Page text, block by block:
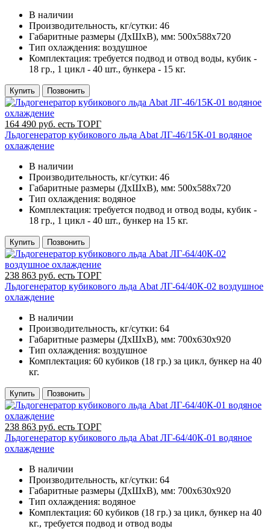
В наличии
Производительность, кг/сутки: 46
Габаритные размеры (ДхШхВ), мм: 500х588х720
Тип охлаждения: воздушное
Комплектация: требуется подвод и отвод воды, кубик -
18 гр., 1 цикл - 40 шт., бункера - 15 кг.
Купить Позвонить
164 490 руб. есть ТОРГ
Льдогенератор кубикового льда Abat ЛГ-46/15К-01 водяное
охлаждение
В наличии
Производительность, кг/сутки: 46
Габаритные размеры (ДхШхВ), мм: 500х588х720
Тип охлаждения: водяное
Комплектация: требуется подвод и отвод воды, кубик -
18 гр., 1 цикл - 40 шт., бункер на 15 кг.
Купить Позвонить
238 863 руб. есть ТОРГ
Льдогенератор кубикового льда Abat ЛГ-64/40К-02 воздушное
охлаждение
В наличии
Производительность, кг/сутки: 64
Габаритные размеры (ДхШхВ), мм: 700х630х920
Тип охлаждения: воздушное
Комплектация: 60 кубиков (18 гр.) за цикл, бункер на 40
кг.
Купить Позвонить
238 863 руб. есть ТОРГ
Льдогенератор кубикового льда Abat ЛГ-64/40К-01 водяное
охлаждение
В наличии
Производительность, кг/сутки: 64
Габаритные размеры (ДхШхВ), мм: 700х630х920
Тип охлаждения: водяное
Комплектация: 60 кубиков (18 гр.) за цикл, бункер на 40
кг., требуется подвод и отвод воды